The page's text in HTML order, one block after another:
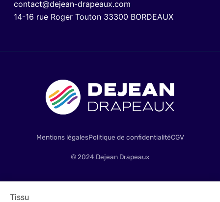
contact@dejean-drapeaux.com
14-16 rue Roger Touton 33300 BORDEAUX
Mentions légalesPolitique de confidentialitéCGV
© 2024 Dejean Drapeaux
Tissu